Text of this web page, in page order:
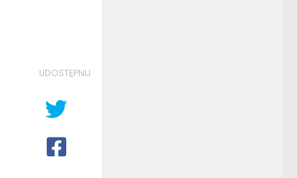
UDOSTĘPNIJ